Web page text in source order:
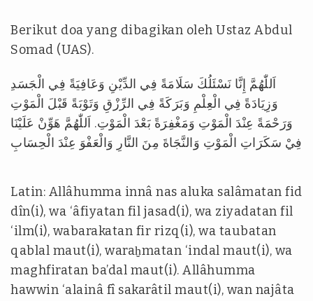
Berikut doa yang dibagikan oleh Ustaz Abdul
Somad (UAS).
اَللّٰهُمَّ إِنَّا نَسْئَلُكَ سَلَامَةً فِي الدِّيْنِ وَعَافِيَةً فِي الْجَسَدِ
وَزِيَادَةً فِي الْعِلْمِ وَبَرَكَةً فِي الرِّزْقِ وَتَوْبَةً قَبْلَ الْمَوْتِ
وَرَحْمَةً عِنْدَ الْمَوْتِ وَمَغْفِرَةً بَعْدَ الْمَوْتِ. اَللّٰهُمَّ هَوِّنْ عَلَيْنَا
فِيْ سَكَرَاتِ الْمَوْتِ وَالنَّجَاةَ مِنَ النَّارِ وَالْعَفْوَ عِنْدَ الْحِسَابِ
Latin: Allâhumma innâ nas aluka salâmatan fid
dîn(i), wa ‘âfiyatan fil jasad(i), wa ziyadatan fil
‘ilm(i), wabarakatan fir rizq(i), wa taubatan
qablal maut(i), waraḫmatan ‘indal maut(i), wa
maghfiratan ba’dal maut(i). Allâhumma
hawwin ‘alainâ fî sakarâtil maut(i), wan najâta